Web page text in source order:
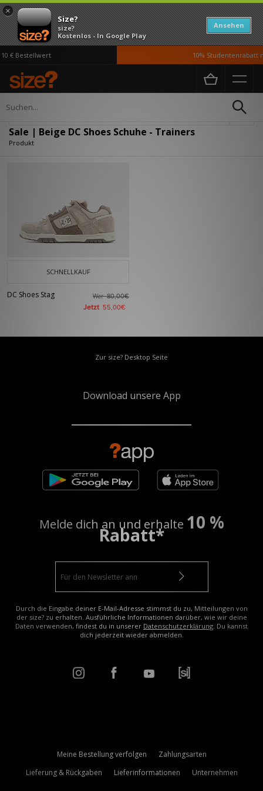
×
Size?
size?
Kostenlos - In Google Play
Ansehen
€ Bestellwert 10% Studentenrabatt
Home Herren
Sale | Beige DC Shoes Schuhe - Trainers
Produkt
SCHNELLKAUF
DC Shoes Stag War80,00€
Jetzt 55,00€
Zur size? Desktop Seite
Download unsere App
Melde dich an und erhalte 10 %
Rabatt*
Durch die Eingabe deiner E-Mail-Adresse stimmst du zu, Mitteilungen von
der size? zu erhalten. Ausführliche Informationen darüber, wie wir deine
Daten verwenden, findest du in unserer Datenschutzerklärung. Du kannst
dich jederzeit wieder abmelden.
Meine Bestellung verfolgen
Zahlungsarten
Lieferung & Rückgaben
Lieferinformationen Unternehmen